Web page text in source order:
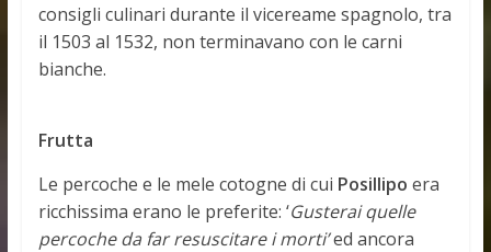
consigli culinari durante il vicereame spagnolo, tra
il 1503 al 1532, non terminavano con le carni
bianche.
Frutta
Le percoche e le mele cotogne di cui Posillipo era
ricchissima erano le preferite: ‘Gusterai quelle
percoche da far resuscitare i morti’ed ancora